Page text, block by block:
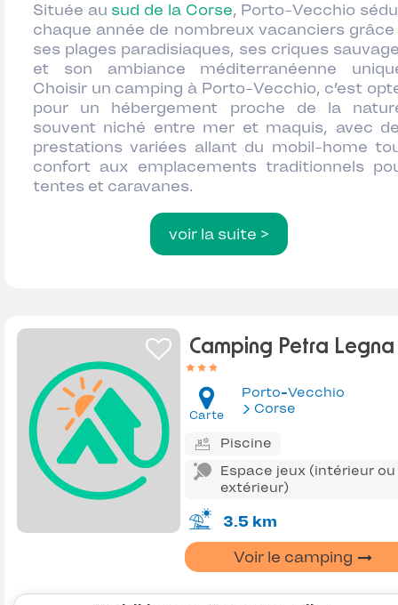
Située au sud de la Corse, Porto-Vecchio
chaque année de nombreux vacanciers grâce
ses plages paradisiaques, ses criques
et son ambiance méditerranéenne
Choisir un camping à Porto-Vecchio, c’est
pour un hébergement proche de la
souvent niché entre mer et maquis, avec
prestations variées allant du mobil-home
confort aux emplacements traditionnels
tentes et caravanes.
voir la suite >
Camping Petra Legna
Carte
Porto-Vecchio
Corse
Piscine
Espace jeux (intérieur ou
extérieur)
3.5 km
Voir le camping